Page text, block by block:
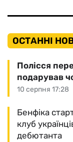
ОСТАННІ
10 серпня 17:28
Полісся
подарував
Бенфіка
клуб
дебютанта